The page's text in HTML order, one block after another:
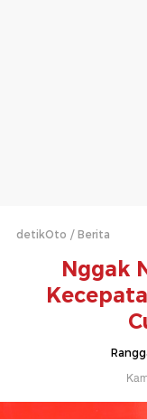
detikOto Berita
Nggak